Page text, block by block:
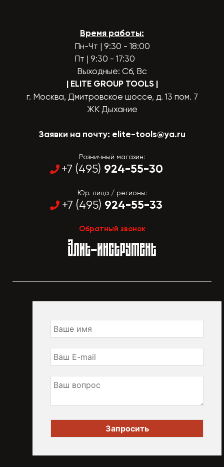
Время работы:
Пн-Чт | 9:30 - 18:00
Пт | 9:30 - 17:30
Выходные: Сб, Вс
| ELITE GROUP TOOLS |
г. Москва, Дмитровское шоссе, д. 13 пом. 7
ЖК Дыхание
Заявки на почту: elite-tools@ya.ru
Розничный магазин:
+7 (495) 924-55-30
Юр. лица / регионы:
+7 (495) 924-55-33
Обратный звонок